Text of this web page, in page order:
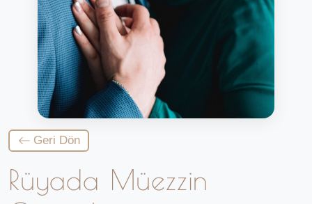
Geri Dön
Rüyada Müezzin